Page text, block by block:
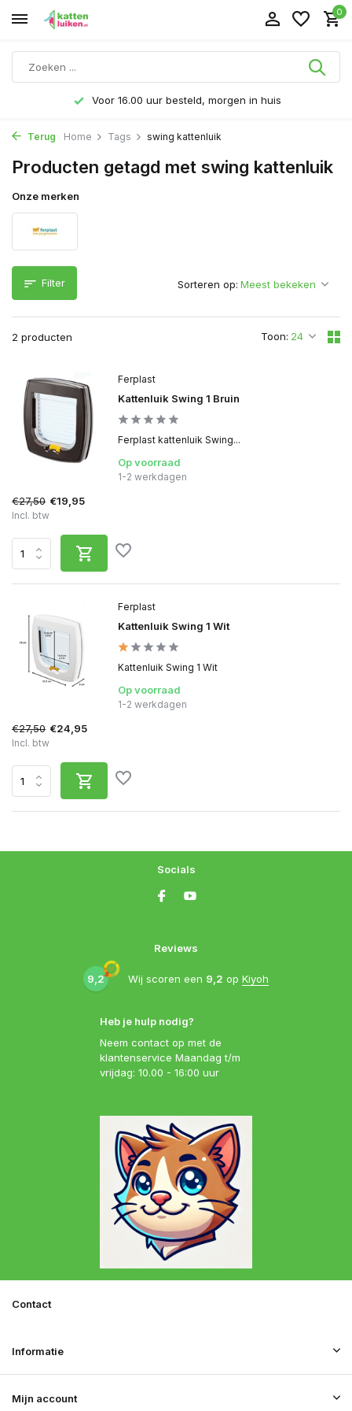
0
Voor 16.00 uur besteld, morgen in huis
Terug Home Tags swing kattenluik
Producten getagd met swing kattenluik
Onze merken
Filter
2 producten Toon:
Sorteren op:
Ferplast
Kattenluik Swing 1 Wit
Kattenluik Swing 1 Wit
Op voorraad
1-2 werkdagen
€27,50 €24,95
Incl. btw
Ferplast
Kattenluik Swing 1 Bruin
Ferplast kattenluik Swing...
Op voorraad
1-2 werkdagen
€27,50 €19,95
Incl. btw
Heb je hulp nodig?
Neem contact op met de
klantenservice Maandag t/m
vrijdag: 10.00 - 16:00 uur
Reviews
9,2 Wij scoren een 9,2 op Kiyoh
Socials
Mijn account
Informatie
Contact